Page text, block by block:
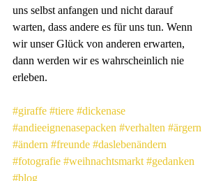
uns selbst anfangen und nicht darauf
warten, dass andere es für uns tun. Wenn
wir unser Glück von anderen erwarten,
dann werden wir es wahrscheinlich nie
erleben.
#giraffe #tiere #dickenase
#andieeignenasepacken #verhalten #ärgern
#ändern #freunde #daslebenändern
#fotografie #weihnachtsmarkt #gedanken
#blog